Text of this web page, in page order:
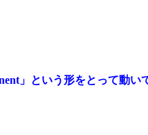
」という形をとって動い